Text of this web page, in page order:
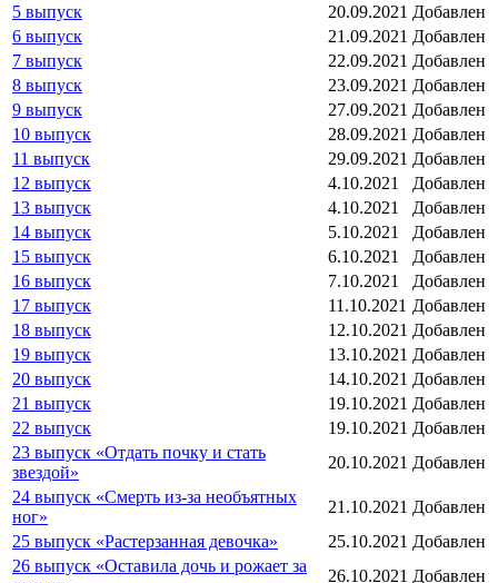
5 выпуск
20.09.2021 Добавлен
6 выпуск
21.09.2021 Добавлен
7 выпуск
22.09.2021 Добавлен
8 выпуск
23.09.2021 Добавлен
9 выпуск
27.09.2021 Добавлен
10 выпуск
28.09.2021 Добавлен
11 выпуск
29.09.2021 Добавлен
12 выпуск
4.10.2021
Добавлен
13 выпуск
4.10.2021
Добавлен
14 выпуск
5.10.2021
Добавлен
15 выпуск
6.10.2021
Добавлен
16 выпуск
7.10.2021
Добавлен
17 выпуск
11.10.2021 Добавлен
18 выпуск
12.10.2021 Добавлен
19 выпуск
13.10.2021 Добавлен
20 выпуск
14.10.2021 Добавлен
21 выпуск
19.10.2021 Добавлен
22 выпуск
19.10.2021 Добавлен
23 выпуск «Отдать почку и стать
звездой»
20.10.2021 Добавлен
24 выпуск «Смерть из-за необъятных
ног»
21.10.2021 Добавлен
25 выпуск «Растерзанная девочка»
25.10.2021 Добавлен
26 выпуск «Оставила дочь и рожает за
26.10.2021 Добавлен